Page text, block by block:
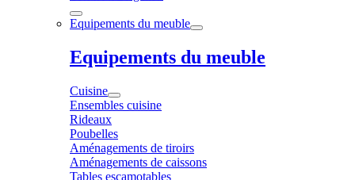
Equipements du meuble
Equipements du meuble
Cuisine
Ensembles cuisine
Rideaux
Poubelles
Aménagements de tiroirs
Aménagements de caissons
Tables escamotables